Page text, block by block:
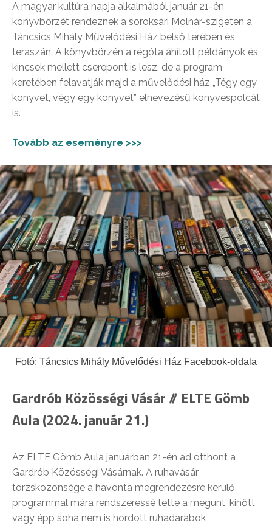
A magyar kultúra napja alkalmából január 21-én
könyvbörzét rendeznek a soroksári Molnár-szigeten a
Táncsics Mihály Művelődési Ház belső terében és
teraszán. A könyvbörzén a régóta áhított példányok és
kincsek mellett cserepont is lesz, de a program
keretében felavatják majd a művelődési ház „Tégy egy
könyvet, végy egy könyvet” elnevezésű könyvespolcát
is.
Tovább az eseményre >>>
Fotó: Táncsics Mihály Művelődési Ház Facebook-oldala
Gardrób Közösségi Vásár // ELTE Gömb
Aula (2024. január 21.)
Az ELTE Gömb Aula januárban 21-én ad otthont a
Gardrób Közösségi Vásárnak. A ruhavásár
törzsközönsége a havonta megrendezésre kerülő
programmal mára rendszeressé tette a megunt, kinőtt
vagy épp soha nem is hordott ruhadarabok